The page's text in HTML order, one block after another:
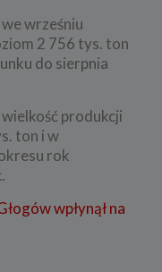
wrześniu
2 756 tys. ton
do sierpnia
produkcji
ton i w
rok
wpłynął na